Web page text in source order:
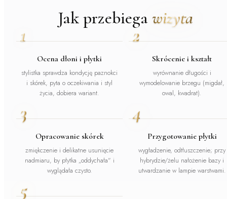
Jak przebiegawizyta
1
Ocena dłoni i płytki
stylistka sprawdza kondycję paznokci
i skórek, pyta o oczekiwania i styl
życia, dobiera wariant.
2
Skrócenie i kształt
wyrównanie długości i
wymodelowanie brzegu (migdał,
owal, kwadrat).
3
Opracowanie skórek
zmiękczenie i delikatne usunięcie
nadmiaru, by płytka „oddychała" i
wyglądała czysto.
4
Przygotowanie płytki
wygładzenie, odtłuszczenie; przy
hybrydzie/żelu nałożenie bazy i
utwardzanie w lampie warstwami.
5